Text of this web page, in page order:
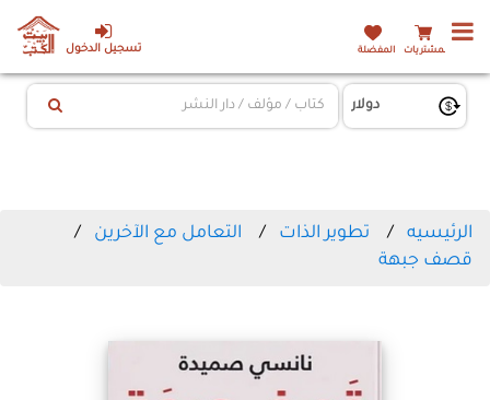
تسجيل الدخول المشتريات المفضلة
الرئيسيه تطوير الذات
التعامل مع الآخرين
قصف جبهة